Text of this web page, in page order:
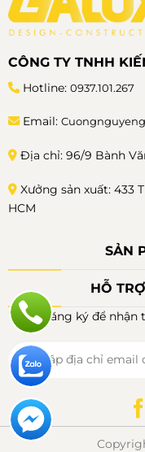
CÔNG TY TNHH
Hotline: 0937.101.267
Email:
Địa chỉ: 96/9 Bành
Xưởng sản xuất: 433
HCM
SẢN
HỖ
Đăng ký để nhận